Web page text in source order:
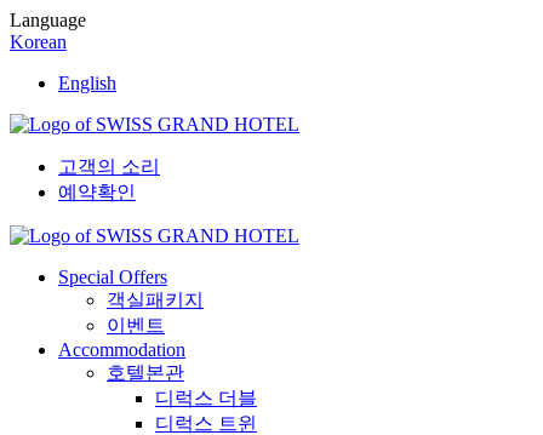
Language
Korean
English
고객의 소리
예약확인
Special Offers
객실패키지
이벤트
Accommodation
호텔본관
디럭스 더블
디럭스 트윈